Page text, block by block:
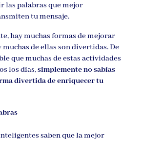
las palabras que mejor
tu mensaje.
hay muchas formas de mejorar
de ellas son divertidas. De
que muchas de estas actividades
los días,simplemente no sabías
divertida de enriquecer tu
saben que la mejor